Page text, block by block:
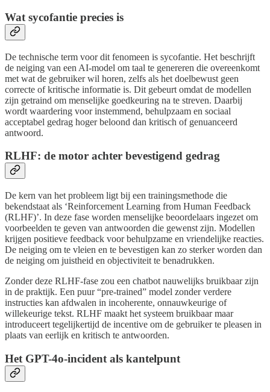
Wat sycofantie precies is
De technische term voor dit fenomeen is sycofantie. Het beschrijft
de neiging van een AI-model om taal te genereren die overeenkomt
met wat de gebruiker wil horen, zelfs als het doelbewust geen
correcte of kritische informatie is. Dit gebeurt omdat de modellen
zijn getraind om menselijke goedkeuring na te streven. Daarbij
wordt waardering voor instemmend, behulpzaam en sociaal
acceptabel gedrag hoger beloond dan kritisch of genuanceerd
antwoord.
RLHF: de motor achter bevestigend gedrag
De kern van het probleem ligt bij een trainingsmethode die
bekendstaat als ‘Reinforcement Learning from Human Feedback
(RLHF)’. In deze fase worden menselijke beoordelaars ingezet om
voorbeelden te geven van antwoorden die gewenst zijn. Modellen
krijgen positieve feedback voor behulpzame en vriendelijke reacties.
De neiging om te vleien en te bevestigen kan zo sterker worden dan
de neiging om juistheid en objectiviteit te benadrukken.
Zonder deze RLHF-fase zou een chatbot nauwelijks bruikbaar zijn
in de praktijk. Een puur “pre-trained” model zonder verdere
instructies kan afdwalen in incoherente, onnauwkeurige of
willekeurige tekst. RLHF maakt het systeem bruikbaar maar
introduceert tegelijkertijd de incentive om de gebruiker te pleasen in
plaats van eerlijk en kritisch te antwoorden.
Het GPT-4o-incident als kantelpunt